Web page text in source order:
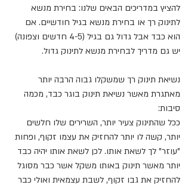
להציץ במדריכים הבאים שלנו: בחירת מנשא
לתינוק רך או בחירת מנשא בגיל חודשיים. אם
הוא כבד אבל גדול גם בגיל (4-5 חדשים וצפונה)
יש גם מדריך לבחירת מנשא לתינוק גדול.
נשיאת תינוק רך שמשקלו גבוה הרבה יותר
מאתגרת מאשר נשיאת תינוק בוגר כבד, מכמה
סיבות:
ככל שהתינוק צעיר יותר, השרירים שלו חלשים
יותר, קשה לו יותר להחזיק את עצמו זקוף, ופחות
"עוזר" לך לשאת אותו. לכן לשאת אותו יהיה כבד
יותר מאשר תינוק באותו משקל אשר כבר מסוגל
להחזיק את גבו זקוף, לשבת עצמאית ואולי כבר